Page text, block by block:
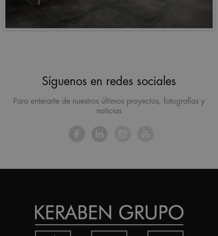
Síguenos en redes sociales
Para enterarte de nuestros últimos proyectos, fotografías y
noticias